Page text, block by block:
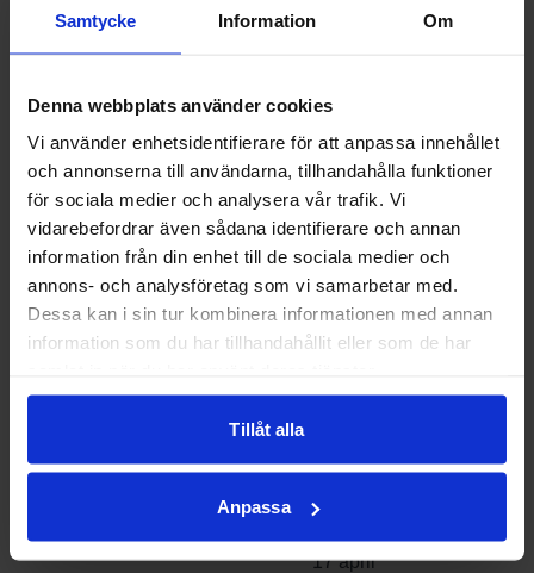
Samtycke Information Om
Denna webbplats använder cookies
Vi använder enhetsidentifierare för att anpassa innehållet
och annonserna till användarna, tillhandahålla funktioner
för sociala medier och analysera vår trafik. Vi
vidarebefordrar även sådana identifierare och annan
information från din enhet till de sociala medier och
annons- och analysföretag som vi samarbetar med.
Dessa kan i sin tur kombinera informationen med annan
information som du har tillhandahållit eller som de har
Tillåt alla
Anpassa
r
1 juni
Fartgu
23 april
bler
ställs
17 april